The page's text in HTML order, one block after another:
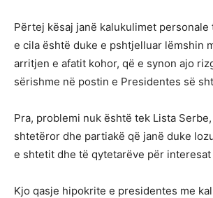
Përtej kësaj janë kalukulimet personale
e cila është duke e pshtjelluar lëmshin
arritjen e afatit kohor, që e synon ajo
sërishme në postin e Presidentes së
Pra, problemi nuk është tek Lista
shtetëror dhe partiakë që janë duke
e shtetit dhe të qytetarëve për
Kjo qasje hipokrite e presidentes me